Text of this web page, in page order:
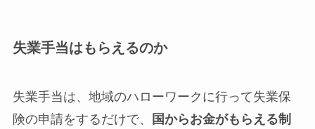
失業手当はもらえるのか
失業手当は、地域のハローワークに行って失業保
険の申請をするだけで、
国からお金がもらえる制